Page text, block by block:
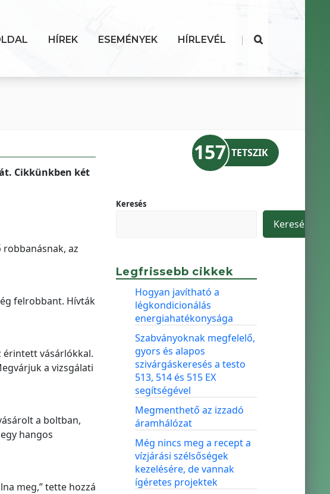
HÍREK ESEMÉNYEK HÍRLEVÉL |
Cikkünkben két
robbanásnak, az
felrobbant. Hívták
érintett vásárlókkal.
a vizsgálati
a boltban,
hangos
meg,” tette hozzá
157 TETSZIK
Keresés
Keresés
Legfrissebb cikkek
Hogyan javítható a
légkondicionálás
energiahatékonysága
Szabványoknak megfelelő,
gyors és alapos
szivárgáskeresés a testo
513, 514 és 515 EX
segítségével
Megmenthető az izzadó
áramhálózat
Még nincs meg a recept a
vízjárási szélsőségek
kezelésére, de vannak
ígéretes projektek